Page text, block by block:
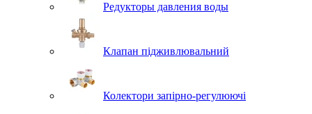
Редукторы давления воды
Клапан підживлювальний
Колектори запірно-регулюючі